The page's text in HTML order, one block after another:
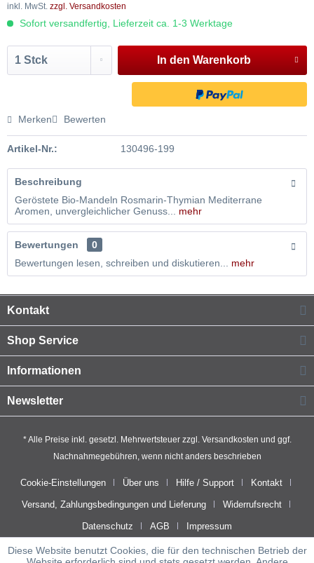
inkl. MwSt. zzgl. Versandkosten
Sofort versandfertig, Lieferzeit ca. 1-3 Werktage
In den Warenkorb
Merken Bewerten
Artikel-Nr.: 130496-199
Beschreibung
Geröstete Bio-Mandeln Rosmarin-Thymian Mediterrane
Aromen, unvergleichlicher Genuss...
mehr
Bewertungen
0
Bewertungen lesen, schreiben und diskutieren...
mehr
Kontakt
Shop Service
Informationen
Newsletter
* Alle Preise inkl. gesetzl. Mehrwertsteuer zzgl. Versandkosten und ggf.
Nachnahmegebühren, wenn nicht anders beschrieben
Cookie-Einstellungen Über uns Hilfe / Support Kontakt
Versand, Zahlungsbedingungen und Lieferung Widerrufsrecht
Datenschutz AGB Impressum
Diese Website benutzt Cookies, die für den technischen Betrieb der